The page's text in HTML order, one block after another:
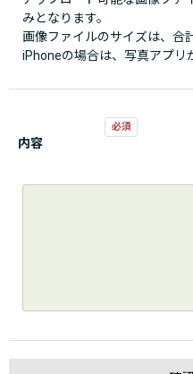
みとなります。
画像ファイルのサイズは、合
iPhoneの場合は、写真アプリ
内容